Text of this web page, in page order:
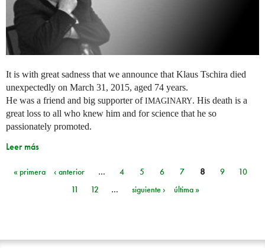
It is with great sadness that we announce that Klaus Tschira died
unexpectedly on March 31, 2015, aged 74 years.
He was a friend and big supporter ofIMAGINARY. His death is a
great loss to all who knew him and for science that he so
passionately promoted.
Leer más
Páginas
« primera ‹ anterior … 4 5 6 7 8 9
10
11
12 … siguiente › última »